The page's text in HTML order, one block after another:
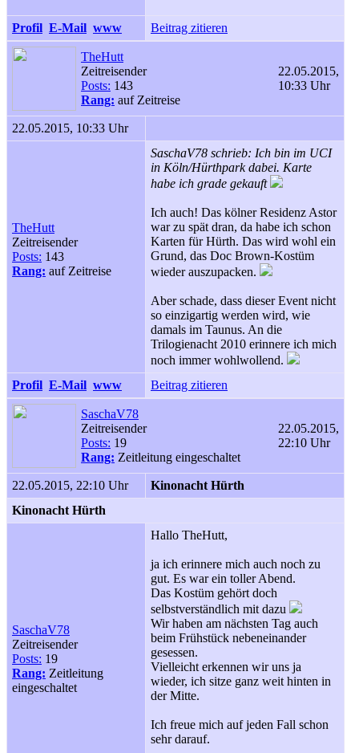
Profil E-Mail www Beitrag zitieren
TheHutt
Zeitreisender
Posts: 143
Rang: auf Zeitreise
22.05.2015,
10:33 Uhr
22.05.2015, 10:33 Uhr
TheHutt
Zeitreisender
Posts: 143
Rang: auf Zeitreise
SaschaV78 schrieb: Ich bin im UCI
in Köln/Hürthpark dabei. Karte
habe ich grade gekauft
Ich auch! Das kölner Residenz Astor
war zu spät dran, da habe ich schon
Karten für Hürth. Das wird wohl ein
Grund, das Doc Brown-Kostüm
wieder auszupacken.
Aber schade, dass dieser Event nicht
so einzigartig werden wird, wie
damals im Taunus. An die
Trilogienacht 2010 erinnere ich mich
noch immer wohlwollend.
Profil E-Mail www Beitrag zitieren
SaschaV78
Zeitreisender
Posts: 19
Rang: Zeitleitung eingeschaltet
22.05.2015,
22:10 Uhr
22.05.2015, 22:10 Uhr
Kinonacht Hürth
Kinonacht Hürth
SaschaV78
Zeitreisender
Posts: 19
Rang: Zeitleitung
eingeschaltet
Hallo TheHutt,
ja ich erinnere mich auch noch zu
gut. Es war ein toller Abend.
Das Kostüm gehört doch
selbstverständlich mit dazu
Wir haben am nächsten Tag auch
beim Frühstück nebeneinander
gesessen.
Vielleicht erkennen wir uns ja
wieder, ich sitze ganz weit hinten in
der Mitte.
Ich freue mich auf jeden Fall schon
sehr darauf.